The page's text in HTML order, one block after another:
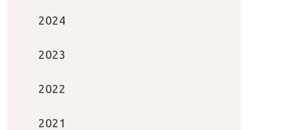
2024
2023
2022
2021